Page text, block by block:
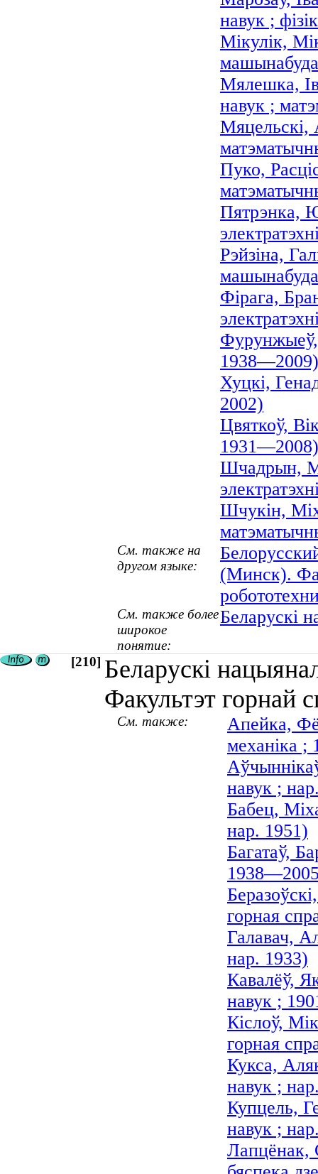
навук ;
Мікулік,
Мялешка,
навук ;
Мяцельскі,
Пуко,
Пятрэнка,
Рэйзіна,
Фірага,
Фурунжыеў,
1938—2009)
Хуцкі,
2002)
Цвяткоў,
1931—2008)
Шчадрын,
Шчукін,
См. также на
другом языке:
(Минск).
См. также более
широкое
понятие:
Беларускі
[210] Беларускі
Факультэт горнай
См. также:
Апейка,
механіка
навук ;
Бабец,
нар. 1951)
Багатаў,
горная
Галавач,
нар. 1933)
Кавалёў,
навук ;
Кіслоў,
горная
Кукса,
навук ;
Купцель,
навук ;
Лапцёнак,